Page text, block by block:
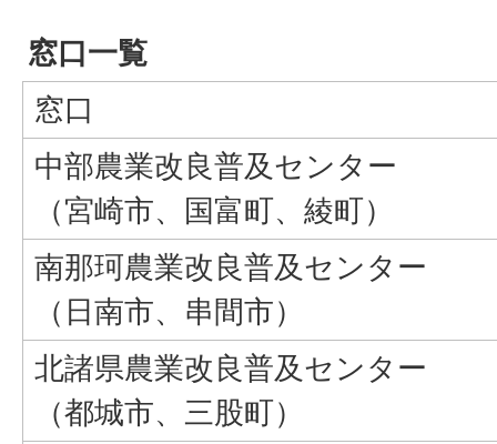
窓口一覧
窓口
中部農業改良普及センター
（宮崎市、国富町、綾町）
南那珂農業改良普及センター
（日南市、串間市）
北諸県農業改良普及センター
（都城市、三股町）